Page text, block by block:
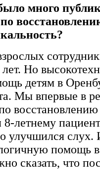
много
Но
детям в
Мы впервые в
восстановлению
летнему
улучшился слух.
помощь
сказать, что